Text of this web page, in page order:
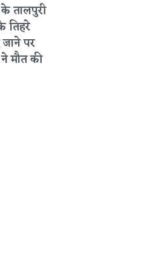
तालपुरी
तिहरे
जाने पर
मौत की